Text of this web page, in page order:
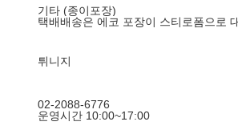
기타 (종이포장)
택배배송은 에코 포장이 스티로폼으로
튀니지
02-2088-6776
운영시간 10:00~17:00